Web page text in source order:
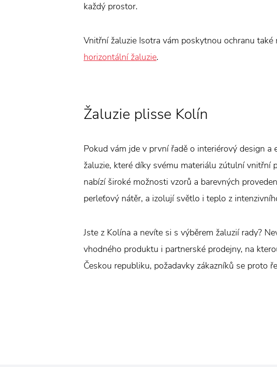
každý prostor.
Vnitřní žaluzie Isotra vám poskytnou ochranu také
horizontální žaluzie.
Žaluzie plisse Kolín
Pokud vám jde v první řadě o interiérový design a
žaluzie, které díky svému materiálu zútulní
nabízí široké možnosti vzorů a barevných
perleťový nátěr, a izolují světlo i teplo z
Jste z Kolína a nevíte si s výběrem žaluzií rady?
vhodného produktu i partnerské prodejny, na
Českou republiku, požadavky zákazníků se proto